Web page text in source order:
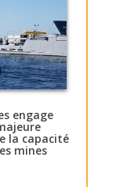
engage
la capacité
mines